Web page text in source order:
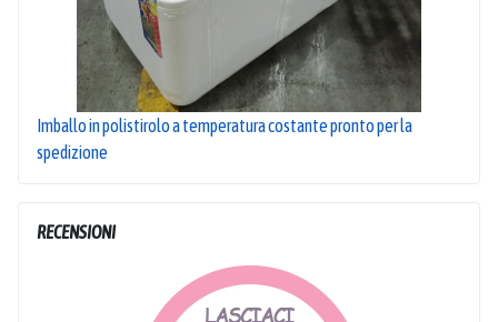
Imballo in polistirolo a temperatura costante pronto per la
spedizione
RECENSIONI